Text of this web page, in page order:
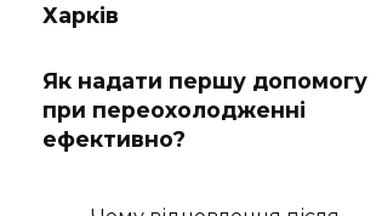
Харків
Як надати першу допомогу
при переохолодженні
ефективно?